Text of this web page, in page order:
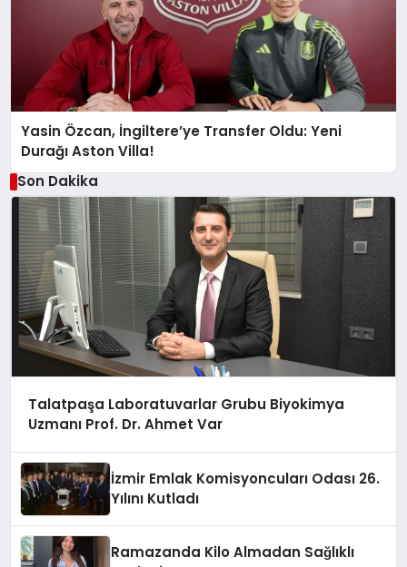
Yasin Özcan, İngiltere’ye Transfer Oldu: Yeni
Durağı Aston Villa!
Son Dakika
Talatpaşa Laboratuvarlar Grubu Biyokimya
Uzmanı Prof. Dr. Ahmet Var
İzmir Emlak Komisyoncuları Odası 26.
Yılını Kutladı
Ramazanda Kilo Almadan Sağlıklı